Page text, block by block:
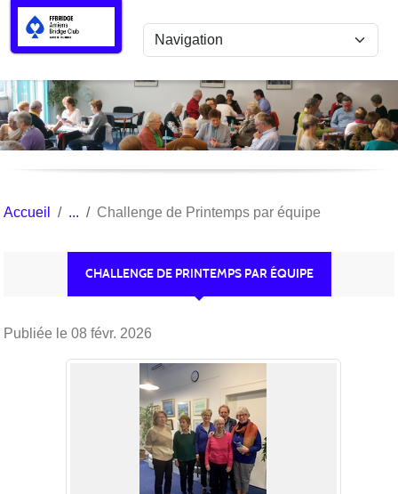
Accueil Challenge de Printemps par équipe
CHALLENGE DE PRINTEMPS PAR ÉQUIPE
Publiée le 08 févr. 2026
Panneau de gestion des cookies